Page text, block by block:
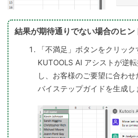
結果が期待通りでない場合のヒン
「不満足」ボタンをクリック
KUTOOLS AI アシストが逆
し、お客様のご要望に合わ
バイステップガイドを生成し